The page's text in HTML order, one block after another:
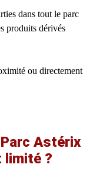
dans tout le parc
produits dérivés
ou directement
Astérix
limité ?